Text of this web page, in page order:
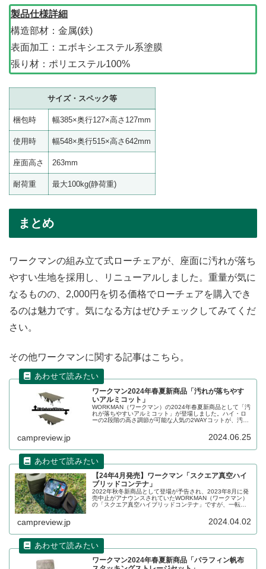
製品仕様詳細
構造部材：金属(鉄)
表面加工：エボキシエステル系塗膜
張り材：ポリエステル100%
サイズ・スペック等
梱包時 幅385×奥行127×高さ127mm
使用時 幅548×奥行515×高さ642mm
座面高さ 263mm
耐荷重 最大100kg(静荷重)
まとめ
ワークマンの組み立て式ローチェアが、座面に汚れが落ち
やすい生地を採用し、リニューアルしました。重量が気に
なるものの、2,000円を切る価格でローチェアを購入でき
るのは魅力です。気になる方はぜひチェックしてみてくだ
さい。
その他ワークマンに関する記事はこちら。
ワークマン2024年春夏新商品「汚れが落ちやす
いアルミコット」
WORKMAN（ワークマン）の2024年春夏新商品として「汚
れが落ちやすいアルミコット」が登場しました。ハイ・ロ
ーの2段階の高さ調節が可能な人気の2WAYコットが、汚れ
6月下旬に発売となります。詳細をレビューします。
campreview.jp 2024.06.25
【24年4月発売】ワークマン「スクエア真空ハイ
ブリッドコンテナ」
2022年秋冬新商品として登場が予告され、2023年8月に発
売中止がアナウンスされていたWORKMAN（ワークマン）
の「スクエア真空ハイブリッドコンテナ」ですが、一転し
campreview.jp 2024.04.02
ワークマン2024年春夏新商品「パラフィン帆布